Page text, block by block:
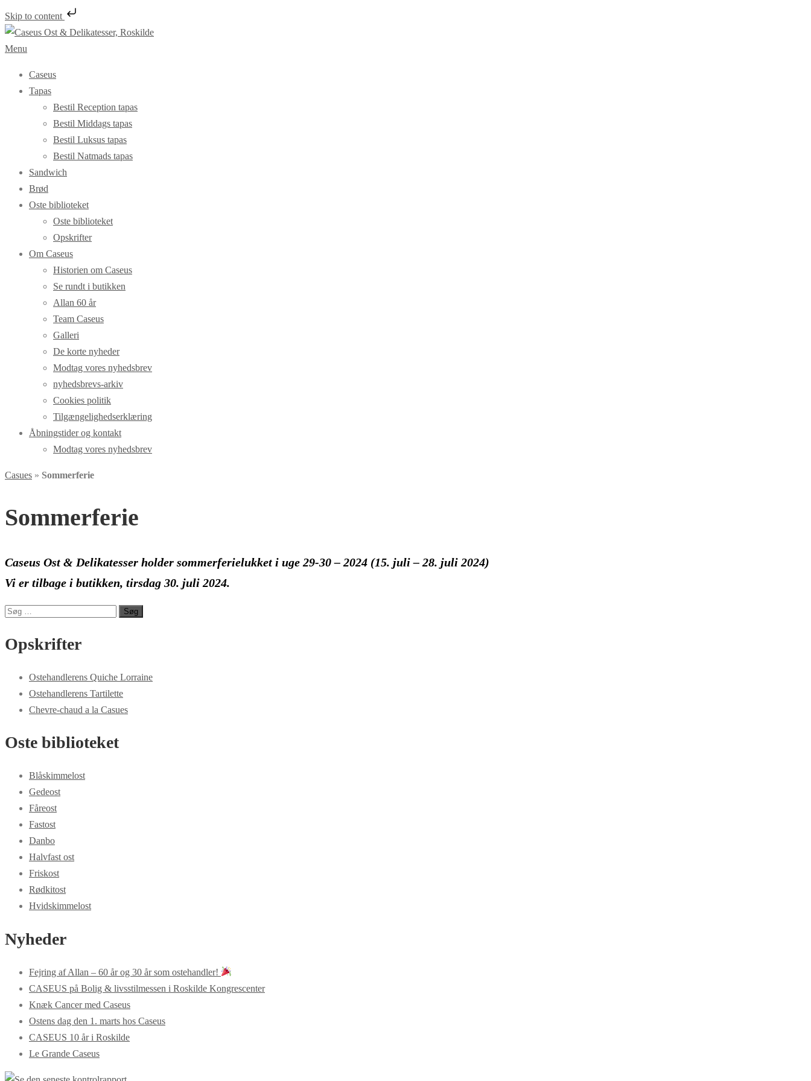
Skip to content
Spring
til
Menu
Caseus
Tapas
Bestil Reception tapas
Bestil Middags tapas
Bestil Luksus tapas
Bestil Natmads tapas
Sandwich
Brød
Oste biblioteket
Oste biblioteket
Opskrifter
Om Caseus
Historien om Caseus
Se rundt i butikken
Allan 60 år
Team Caseus
Galleri
De korte nyheder
Modtag vores nyhedsbrev
nyhedsbrevs-arkiv
Cookies politik
Tilgængelighedserklæring
Åbningstider og kontakt
Modtag vores nyhedsbrev
Casues » Sommerferie
Sommerferie
Caseus Ost & Delikatesser holder sommerferielukket i uge 29-30 – 2024 (15. juli – 28. juli 2024)
Vi er tilbage i butikken, tirsdag 30. juli 2024.
Søg
Opskrifter
Ostehandlerens Quiche Lorraine
Ostehandlerens Tartilette
Chevre-chaud a la Casues
Oste biblioteket
Blåskimmelost
Gedeost
Fåreost
Fastost
Danbo
Halvfast ost
Friskost
Rødkitost
Hvidskimmelost
Nyheder
Fejring af Allan – 60 år og 30 år som ostehandler!
CASEUS på Bolig & livsstilmessen i Roskilde Kongrescenter
Knæk Cancer med Caseus
Ostens dag den 1. marts hos Caseus
CASEUS 10 år i Roskilde
Le Grande Caseus